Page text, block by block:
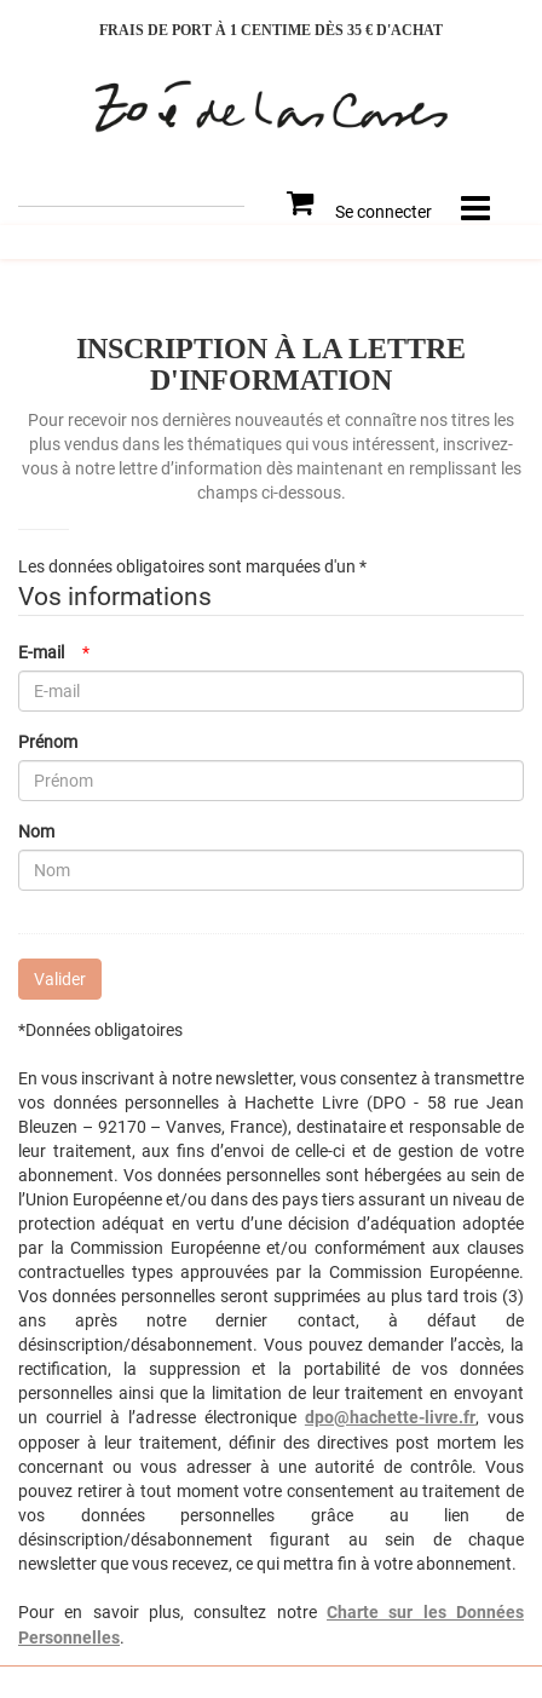
FRAIS DE PORT À 1 CENTIME DÈS 35 € D'ACHAT
sur
Se connecter
INSCRIPTION À LA LETTRE
D'INFORMATION
Pour recevoir nos dernières nouveautés et connaître nos titres les
plus vendus dans les thématiques qui vous intéressent, inscrivez-
vous à notre lettre d’information dès maintenant en remplissant les
champs ci-dessous.
Les données obligatoires sont marquées d'un *
Vos informations
E-mail *
Prénom
Nom
Valider
*Données obligatoires
En vous inscrivant à notre newsletter, vous consentez à transmettre
vos données personnelles à Hachette Livre (DPO - 58 rue Jean
Bleuzen – 92170 – Vanves, France), destinataire et responsable de
leur traitement, aux fins d’envoi de celle-ci et de gestion de votre
abonnement. Vos données personnelles sont hébergées au sein de
l’Union Européenne et/ou dans des pays tiers assurant un niveau de
protection adéquat en vertu d’une décision d’adéquation adoptée
par la Commission Européenne et/ou conformément aux clauses
contractuelles types approuvées par la Commission Européenne.
Vos données personnelles seront supprimées au plus tard trois (3)
ans après notre dernier contact, à défaut de
désinscription/désabonnement. Vous pouvez demander l’accès, la
rectification, la suppression et la portabilité de vos données
personnelles ainsi que la limitation de leur traitement en envoyant
un courriel à l’adresse électronique dpo@hachette-livre.fr, vous
opposer à leur traitement, définir des directives post mortem les
concernant ou vous adresser à une autorité de contrôle. Vous
pouvez retirer à tout moment votre consentement au traitement de
vos données personnelles grâce au lien de
désinscription/désabonnement figurant au sein de chaque
newsletter que vous recevez, ce qui mettra fin à votre abonnement.
Pour en savoir plus, consultez notre Charte sur les Données
Personnelles.